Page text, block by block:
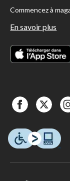
Commencez à
En savoir plus